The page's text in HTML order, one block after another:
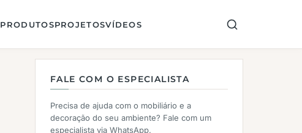
PRODUTOSPROJETOSVÍDEOS
FALE COM O ESPECIALISTA
Precisa de ajuda com o mobiliário e a
decoração do seu ambiente? Fale com um
especialista via WhatsApp.